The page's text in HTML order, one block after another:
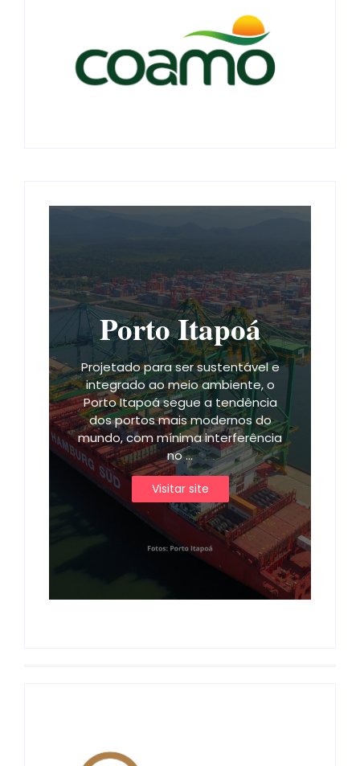
Porto Itapoá
Projetado para ser sustentável e
integrado ao meio ambiente, o
Porto Itapoá segue a tendência
dos portos mais modernos do
mundo, com mínima interferência
no ...
Visitar site